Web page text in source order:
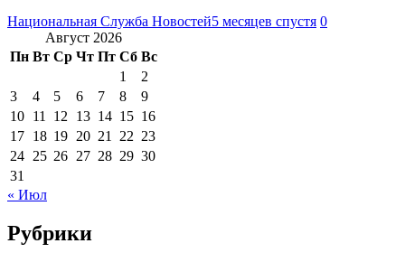
Национальная Служба Новостей5 месяцев спустя 0
Август 2026
Пн Вт Ср Чт Пт Сб Вс
1
2
3
4 5 6 7 8
9
10 11 12 13 14 15 16
17 18 19 20 21 22 23
24 25 26 27 28 29 30
31
« Июл
Рубрики